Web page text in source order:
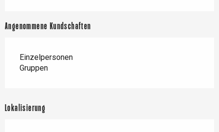
Angenommene Kundschaften
Einzelpersonen
Gruppen
Lokalisierung